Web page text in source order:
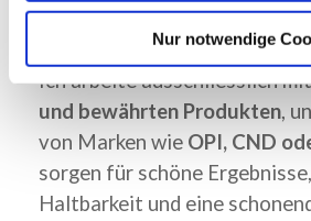
Nur notwendige
deinen Nägeln und deinem
Ich arbeite ausschliesslich
und bewährten Produkten,
von Marken wie OPI, CND
sorgen für schöne
Haltbarkeit und eine